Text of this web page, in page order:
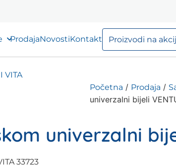
ProdajaNovostiKontakt Proizvodi na
Početna / Prodaja /
univerzalni bijeli
univerzalni
33723